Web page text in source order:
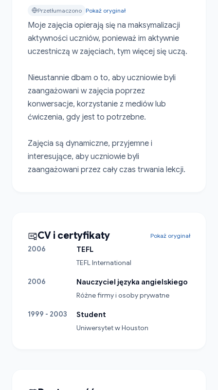
Przetłumaczono Pokaż oryginał
Moje zajęcia opierają się na maksymalizacji
aktywności uczniów, ponieważ im aktywnie
uczestniczą w zajęciach, tym więcej się uczą.
Nieustannie dbam o to, aby uczniowie byli
zaangażowani w zajęcia poprzez
konwersacje, korzystanie z mediów lub
ćwiczenia, gdy jest to potrzebne.
Zajęcia są dynamiczne, przyjemne i
interesujące, aby uczniowie byli
zaangażowani przez cały czas trwania lekcji.
CV i certyfikaty Pokaż oryginał
2006
TEFL
TEFL International
2006
Nauczyciel języka angielskiego
Różne firmy i osoby prywatne
1999 - 2003
Student
Uniwersytet w Houston